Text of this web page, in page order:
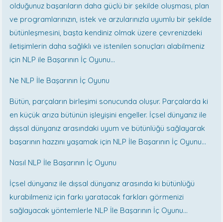
olduğunuz başarıların daha güçlü bir şekilde oluşması, plan
ve programlarınızın, istek ve arzularınızla uyumlu bir şekilde
bütünleşmesini, başta kendiniz olmak üzere çevrenizdeki
iletişimlerin daha sağlıklı ve istenilen sonuçları alabilmeniz
için NLP ile Başarının İç Oyunu…
Ne NLP İle Başarının İç Oyunu
Bütün, parçaların birleşimi sonucunda oluşur. Parçalarda ki
en küçük arıza bütünün işleyişini engeller. İçsel dünyanız ile
dışsal dünyanız arasındaki uyum ve bütünlüğü sağlayarak
başarının hazzını yaşamak için NLP İle Başarının İç Oyunu…
Nasıl NLP İle Başarının İç Oyunu
İçsel dünyanız ile dışsal dünyanız arasında ki bütünlüğü
kurabilmeniz için farkı yaratacak farkları görmenizi
sağlayacak yöntemlerle NLP İle Başarının İç Oyunu…